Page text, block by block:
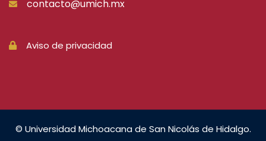
contacto@umich.mx
Aviso de privacidad
© Universidad Michoacana de San Nicolás de Hidalgo.